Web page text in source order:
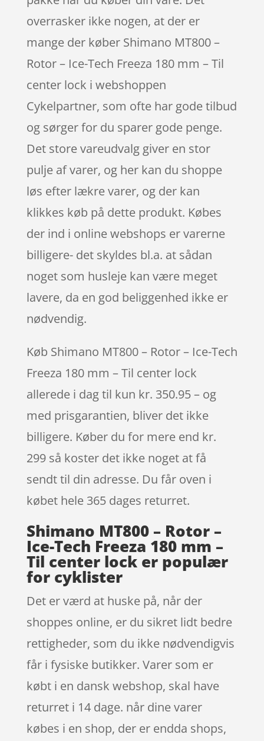
overrasker ikke nogen, at der er
mange der køber Shimano MT800 –
Rotor – Ice-Tech Freeza 180 mm – Til
center lock i webshoppen
Cykelpartner, som ofte har gode tilbud
og sørger for du sparer gode penge.
Det store vareudvalg giver en stor
pulje af varer, og her kan du shoppe
løs efter lækre varer, og der kan
klikkes køb på dette produkt. Købes
der ind i online webshops er varerne
billigere- det skyldes bl.a. at sådan
noget som husleje kan være meget
lavere, da en god beliggenhed ikke er
nødvendig.
Køb Shimano MT800 – Rotor – Ice-Tech
Freeza 180 mm – Til center lock
allerede i dag til kun kr. 350.95 – og
med prisgarantien, bliver det ikke
billigere. Køber du for mere end kr.
299 så koster det ikke noget at få
sendt til din adresse. Du får oven i
købet hele 365 dages returret.
Shimano MT800 – Rotor –
Ice-Tech Freeza 180 mm –
Til center lock er populær
for cyklister
Det er værd at huske på, når der
shoppes online, er du sikret lidt bedre
rettigheder, som du ikke nødvendigvis
får i fysiske butikker. Varer som er
købt i en dansk webshop, skal have
returret i 14 dage. når dine varer
købes i en shop, der er endda shops,